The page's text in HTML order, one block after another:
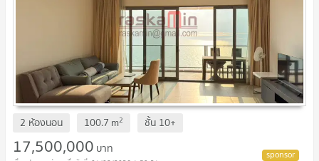
2 ห้องนอน 100.7 m2 ชั้น 10+
17,500,000 บาท